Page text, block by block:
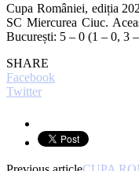
Cupa României, ediția
SC Miercurea Ciuc.
București: 5 – 0 (1 – 0, 3
SHARE
Facebook
Twitter